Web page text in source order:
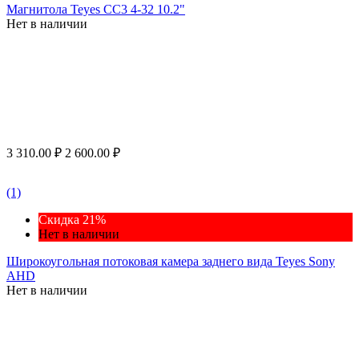
Магнитола Teyes CC3 4-32 10.2"
Нет в наличии
3 310.00 ₽ 2 600.00 ₽
(1)
Скидка 21%
Нет в наличии
Широкоугольная потоковая камера заднего вида Teyes Sony
AHD
Нет в наличии